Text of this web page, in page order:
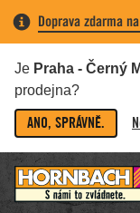
Doprava zdarma
Je Praha - Černý
prodejna?
ANO, SPRÁVNĚ.